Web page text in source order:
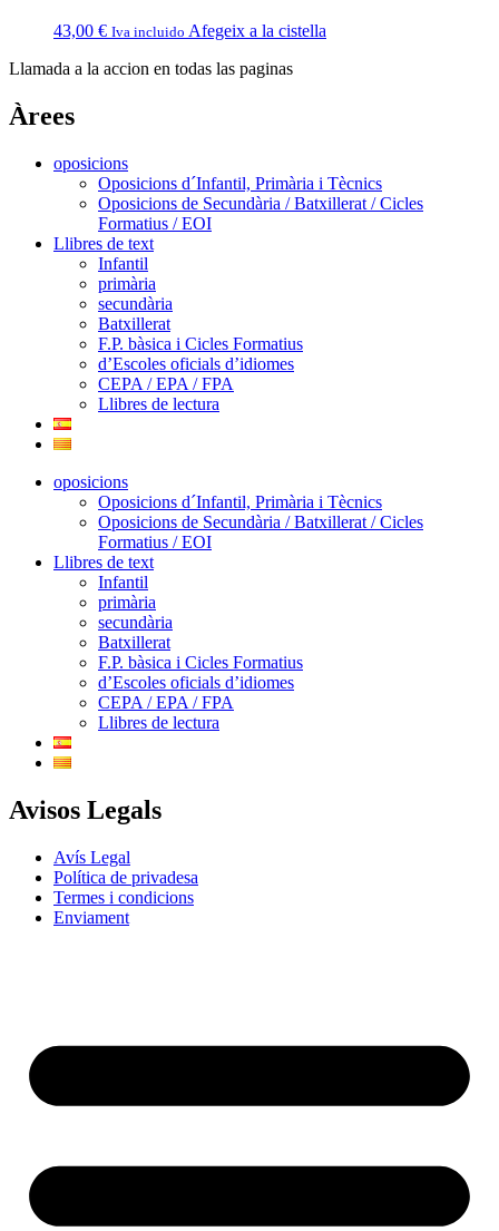
43,00 € Iva incluido Afegeix a la cistella
Llamada a la accion en todas las paginas
Àrees
oposicions
Oposicions d´Infantil, Primària i Tècnics
Oposicions de Secundària / Batxillerat / Cicles
Formatius / EOI
Llibres de text
Infantil
primària
secundària
Batxillerat
F.P. bàsica i Cicles Formatius
d’Escoles oficials d’idiomes
CEPA / EPA / FPA
Llibres de lectura
oposicions
Oposicions d´Infantil, Primària i Tècnics
Oposicions de Secundària / Batxillerat / Cicles
Formatius / EOI
Llibres de text
Infantil
primària
secundària
Batxillerat
F.P. bàsica i Cicles Formatius
d’Escoles oficials d’idiomes
CEPA / EPA / FPA
Llibres de lectura
Avisos Legals
Avís Legal
Política de privadesa
Termes i condicions
Enviament